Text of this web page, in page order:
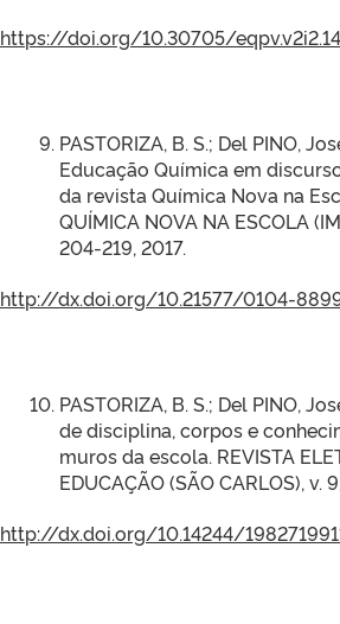
https://doi.org/10.30705/
PASTORIZA, B. S.; Del PINO,
Educação Química em
da revista Química Nova na
QUÍMICA NOVA NA ESCOLA
204-219, 2017.
http://dx.doi.org/10.21577/0104-
PASTORIZA, B. S.; Del PINO,
de disciplina, corpos e
muros da escola. REVISTA
EDUCAÇÃO (SÃO CARLOS), v.
http://dx.doi.org/10.14244/